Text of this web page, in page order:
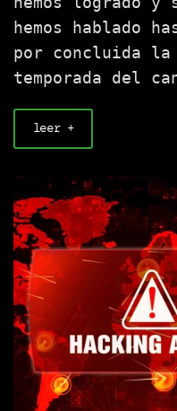
hemos hablado
por concluida la
temporada del
leer +